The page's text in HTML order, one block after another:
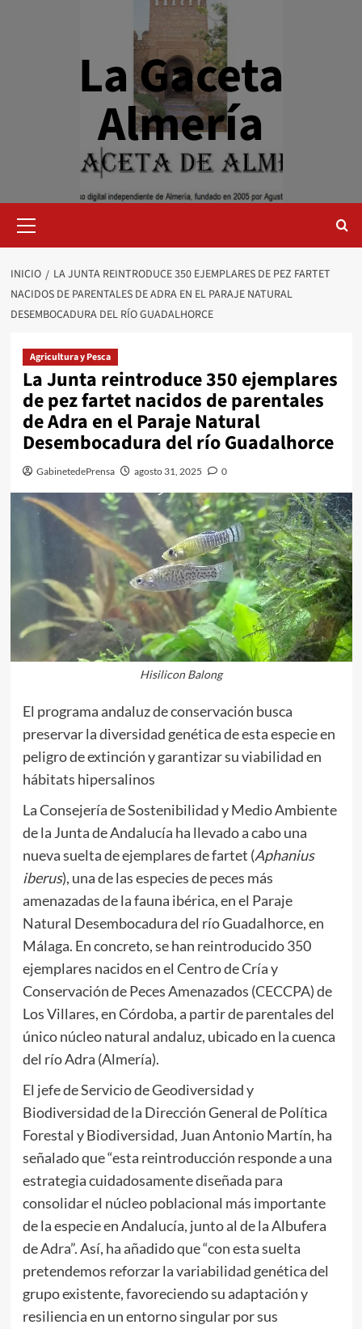
La Gaceta
Almería
primario
INICIO
LA JUNTA REINTRODUCE 350 EJEMPLARES DE PEZ FARTET
NACIDOS DE PARENTALES DE ADRA EN EL PARAJE NATURAL
DESEMBOCADURA DEL RÍO GUADALHORCE
Agricultura y Pesca
La Junta reintroduce 350 ejemplares
de pez fartet nacidos de parentales
de Adra en el Paraje Natural
Desembocadura del río Guadalhorce
GabinetedePrensa agosto 31, 2025 0
Hisilicon Balong
El programa andaluz de conservación busca
preservar la diversidad genética de esta especie en
peligro de extinción y garantizar su viabilidad en
hábitats hipersalinos
La Consejería de Sostenibilidad y Medio Ambiente
de la Junta de Andalucía ha llevado a cabo una
nueva suelta de ejemplares de fartet (Aphanius
iberus), una de las especies de peces más
amenazadas de la fauna ibérica, en el Paraje
Natural Desembocadura del río Guadalhorce, en
Málaga. En concreto, se han reintroducido 350
ejemplares nacidos en el Centro de Cría y
Conservación de Peces Amenazados (CECCPA) de
Los Villares, en Córdoba, a partir de parentales del
único núcleo natural andaluz, ubicado en la cuenca
del río Adra (Almería).
El jefe de Servicio de Geodiversidad y
Biodiversidad de la Dirección General de Política
Forestal y Biodiversidad, Juan Antonio Martín, ha
señalado que “esta reintroducción responde a una
estrategia cuidadosamente diseñada para
consolidar el núcleo poblacional más importante
de la especie en Andalucía, junto al de la Albufera
de Adra”. Así, ha añadido que “con esta suelta
pretendemos reforzar la variabilidad genética del
grupo existente, favoreciendo su adaptación y
resiliencia en un entorno singular por sus